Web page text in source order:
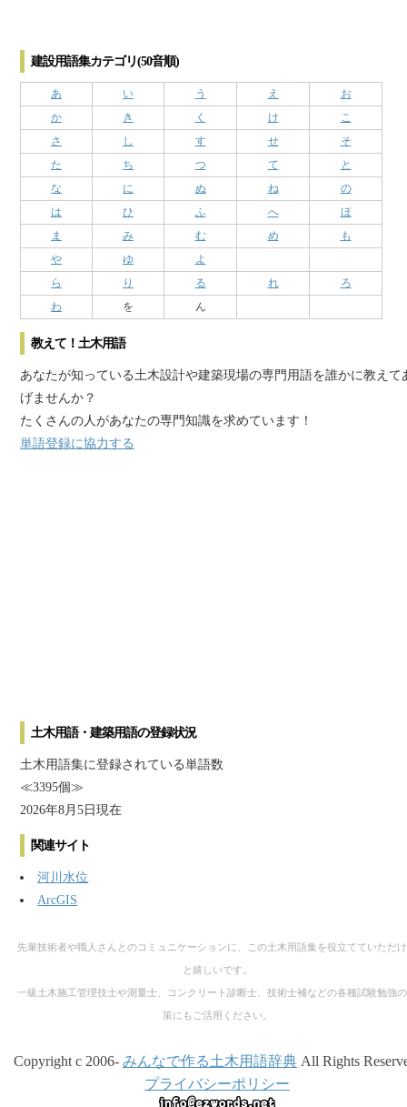
建設用語集カテゴリ(50音順)
あ い う え
お
か
き く け
こ
さ
し す せ
そ
た
ち つ て
と
な
に ぬ ね
の
は
ひ ふ へ
ほ
ま
み む め
も
や
ゆ
よ
ら
り る れ
ろ
わ
を ん
教えて！土木用語
あなたが知っている土木設計や建築現場の専門用語を誰かに教えて
げませんか？
たくさんの人があなたの専門知識を求めています！
単語登録に協力する
土木用語・建築用語の登録状況
土木用語集に登録されている単語数
≪3395個≫
2026年8月5日現在
関連サイト
河川水位
ArcGIS
先輩技術者や職人さんとのコミュニケーションに、この土木用語集を役立てていただ
と嬉しいです。
一級土木施工管理技士や測量士、コンクリート診断士、技術士補などの各種試験勉強
策にもご活用ください。
Copyright c 2006- みんなで作る土木用語辞典 All Rights
プライバシーポリシー